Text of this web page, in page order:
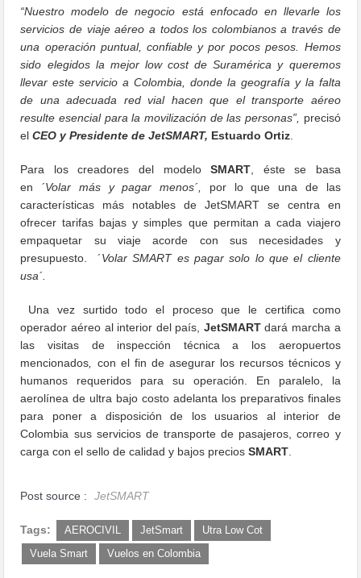
“Nuestro modelo de negocio está enfocado en llevarle los
servicios de viaje aéreo a todos los colombianos a través de
una operación puntual, confiable y por pocos pesos. Hemos
sido elegidos la mejor low cost de Suramérica y queremos
llevar este servicio a Colombia, donde la geografía y la falta
de una adecuada red vial hacen que el transporte aéreo
resulte esencial para la movilización de las personas”,
precisó
elCEO y Presidente de JetSMART, Estuardo Ortiz
Para los creadores del modeloSMART , éste se basa
en ´Volar más y pagar menos´, por lo que una de las
características más notables de JetSMART se centra en
ofrecer tarifas bajas y simples que permitan a cada viajero
empaquetar su viaje acorde con sus necesidades y
presupuesto. ´Volar SMART es pagar solo lo que el cliente
usa´.
Una vez surtido todo el proceso que le certifica como
operador aéreo al interior del país, JetSMARTdará marcha a
las visitas de inspección técnica a los aeropuertos
mencionados
con el fin de asegurar los recursos técnicos y
humanos requeridos para su operación. En paralelo, la
aerolínea de ultra bajo costo adelanta los preparativos finales
para poner a disposición de los usuarios al interior de
Colombia sus servicios de transporte de pasajeros, correo y
carga con el sello de calidad y bajos preciosSMART
Post source : JetSMART
Tags: AEROCIVIL JetSmart
Utra Low Cot
Vuela Smart
Vuelos en Colombia